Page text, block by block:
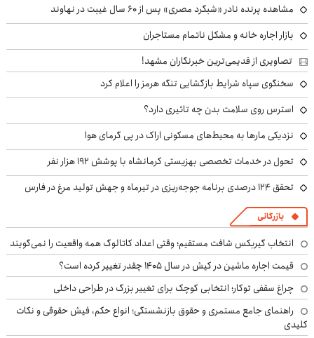
مشاهده پرنده نادر «شبگرد مصری» پس از ۶۰ سال غیبت در نهاوند
بازار اجاره خانه و مشکل ناتمام مستاجران
تصاویری از قدیمی‌ترین خبرنگاران مشهد!
سخنگوی سپاه شرایط بازگشایی تنگه هرمز را اعلام کرد
استرس روی سلامت بدن چه تاثیری دارد؟
نزدیکی مارها به محیط‌های مسکونی اراک در پی گرمای هوا
تحول در خدمات تخصصی بهزیستی کرمانشاه با پوشش ۱۹۲ هزار نفر
تحقق ۱۲۴ درصدی برنامه جوجه‌ریزی در تیرماه و جهش تولید مرغ در فارس
بازرگانی
انتخاب گیربکس شافت مستقیم؛ وقتی اعداد کاتالوگ همه واقعیت را نمی‌گویند
قیمت اجاره ماشین در کیش در سال ۱۴۰۵ چقدر تغییر کرده است؟
چراغ سقفی توکار؛ انتخابی کوچک برای تغییر بزرگ در طراحی داخلی
راهنمای جامع مستمری و حقوق بازنشستگی؛ انواع حکم، فیش حقوقی و نکات
کلیدی